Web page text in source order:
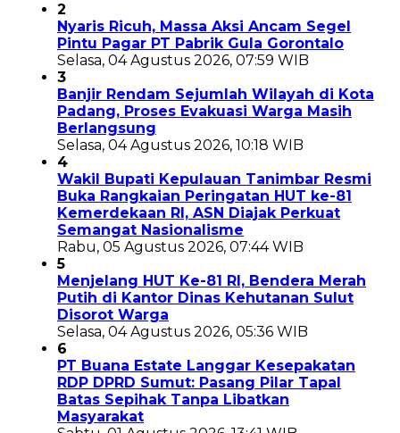
2
Nyaris Ricuh, Massa Aksi Ancam Segel
Pintu Pagar PT Pabrik Gula Gorontalo
Selasa, 04 Agustus 2026, 07:59 WIB
3
Banjir Rendam Sejumlah Wilayah di Kota
Padang, Proses Evakuasi Warga Masih
Berlangsung
Selasa, 04 Agustus 2026, 10:18 WIB
4
Wakil Bupati Kepulauan Tanimbar Resmi
Buka Rangkaian Peringatan HUT ke-81
Kemerdekaan RI, ASN Diajak Perkuat
Semangat Nasionalisme
Rabu, 05 Agustus 2026, 07:44 WIB
5
Menjelang HUT Ke-81 RI, Bendera Merah
Putih di Kantor Dinas Kehutanan Sulut
Disorot Warga
Selasa, 04 Agustus 2026, 05:36 WIB
6
PT Buana Estate Langgar Kesepakatan
RDP DPRD Sumut: Pasang Pilar Tapal
Batas Sepihak Tanpa Libatkan
Masyarakat